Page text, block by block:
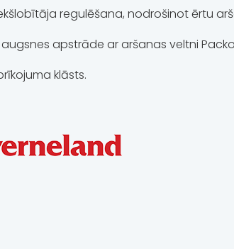
regulēšana, nodrošinot ērtu
augsnes apstrāde ar aršanas veltni
klāsts.